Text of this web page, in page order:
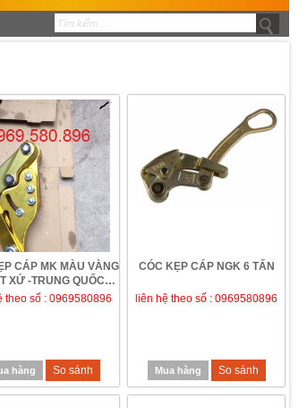
CÁP MK MÀU VÀNG
XỨ -TRUNG QUỐC
CHO ĐƯỜN...
theo số : 0969580896
hàng So sánh
CÓC KẸP CÁP NGK 6 TẤN
liên hệ theo số : 0969580896
Mua hàng So sánh